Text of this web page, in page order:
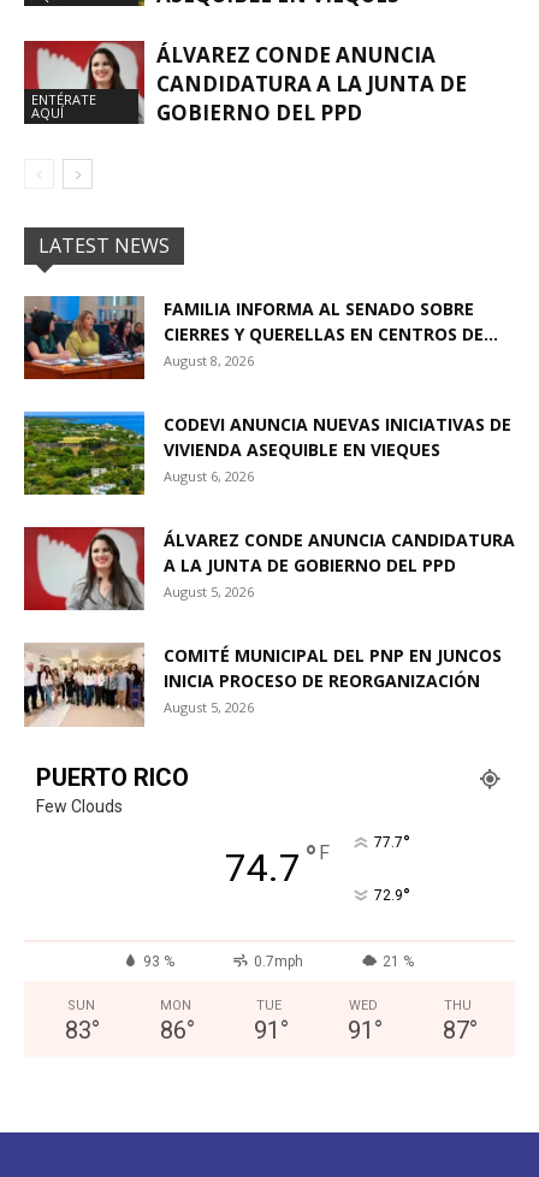
ENTÉRATE
AQUÍ
ÁLVAREZ CONDE ANUNCIA
CANDIDATURA A LA JUNTA DE
GOBIERNO DEL PPD
LATEST NEWS
FAMILIA INFORMA AL SENADO SOBRE
CIERRES Y QUERELLAS EN CENTROS DE...
August 8, 2026
CODEVI ANUNCIA NUEVAS INICIATIVAS DE
VIVIENDA ASEQUIBLE EN VIEQUES
August 6, 2026
ÁLVAREZ CONDE ANUNCIA CANDIDATURA
A LA JUNTA DE GOBIERNO DEL PPD
August 5, 2026
COMITÉ MUNICIPAL DEL PNP EN JUNCOS
INICIA PROCESO DE REORGANIZACIÓN
August 5, 2026
PUERTO RICO
Few Clouds
74.7 ° F 77.7°
72.9°
93 % 0.7mph 21 %
SUN
83°
MON
86°
TUE
91 °
WED
91 °
THU
87°